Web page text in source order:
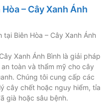
– Cây Xanh Ánh
Biên Hòa – Cây Xanh Ánh
Xanh Ánh Bình là giải pháp
toàn và thẩm mỹ cho cây
Chúng tôi cung cấp các
cây chết hoặc nguy hiểm, tỉa
già hoặc sâu bệnh.